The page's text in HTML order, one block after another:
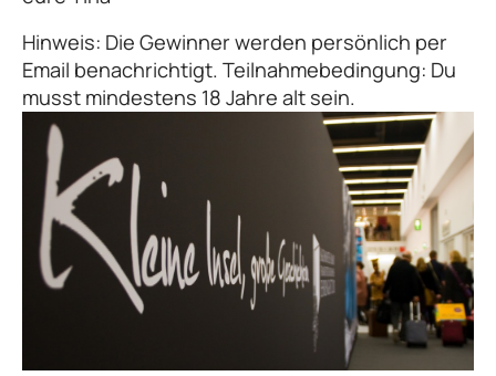
Hinweis: Die Gewinner werden persönlich per
Email benachrichtigt. Teilnahmebedingung: Du
musst mindestens 18 Jahre alt sein.